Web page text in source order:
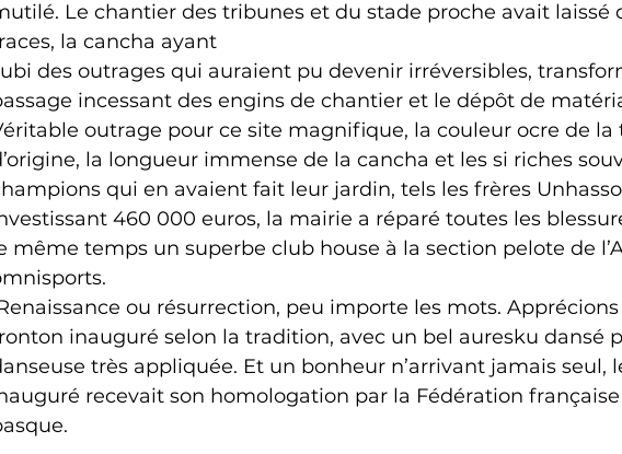
Le chantier des tribunes et du stade proche avait laissé
la cancha ayant
des outrages qui auraient pu devenir irréversibles,
incessant des engins de chantier et le dépôt de
outrage pour ce site magnifique, la couleur ocre de la
la longueur immense de la cancha et les si riches
qui en avaient fait leur jardin, tels les frères
460 000 euros, la mairie a réparé toutes les
même temps un superbe club house à la section pelote de
inauguré selon la tradition, avec un bel auresku dansé
très appliquée. Et un bonheur n’arrivant jamais seul,
recevait son homologation par la Fédération